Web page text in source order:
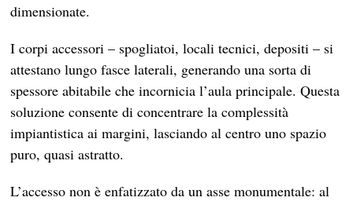
dimensionate.
I corpi accessori – spogliatoi, locali tecnici, depositi – si
attestano lungo fasce laterali, generando una sorta di
spessore abitabile che incornicia l’aula principale. Questa
soluzione consente di concentrare la complessità
impiantistica ai margini, lasciando al centro uno spazio
puro, quasi astratto.
L’accesso non è enfatizzato da un asse monumentale: al